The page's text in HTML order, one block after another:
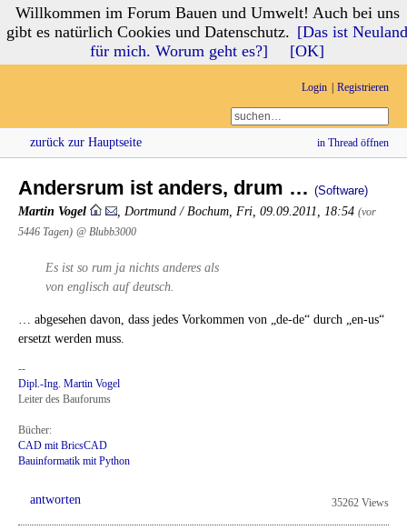
Forum Bauen und Umwelt
Login Registrieren
zurück zur Hauptseite in Thread öffnen
Andersrum ist anders, drum … (Software)
Martin Vogel Dortmund / Bochum Fri, 09.09.2011, 18:54 (vor
5446 Tagen) @ Blubb3000
Es ist so rum ja nichts anderes als
von englisch auf deutsch.
… abgesehen davon, dass jedes Vorkommen von „de-de“ durch „en-us“
ersetzt werden muss.
--
Dipl.-Ing. Martin Vogel
Leiter des Bauforums
Bücher:
CAD mit BricsCAD
Bauinformatik mit Python
antworten 35262 Views
Willkommen im Forum Bauen und Umwelt! Auch bei uns
gibt es natürlich Cookies und Datenschutz. [Das ist Neuland
für mich. Worum geht es?]
[OK]